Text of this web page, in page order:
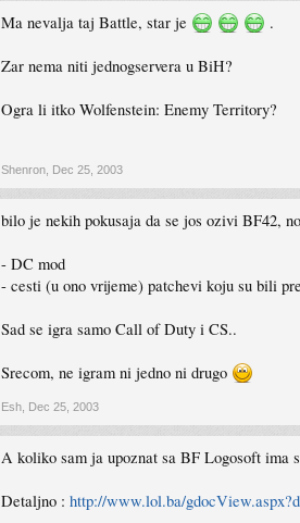
Ma nevalja taj Battle, star je .
Zar nema niti jednogservera u BiH?
Ogra li itko Wolfenstein: Enemy Territory?
Shenron Dec 25, 2003
bilo je nekih pokusaja da se jos ozivi BF42,
- DC mod
- cesti (u ono vrijeme) patchevi koju su bili
Sad se igra samo Call of Duty i CS..
Srecom, ne igram ni jedno ni drugo
Esh Dec 25, 2003
A koliko sam ja upoznat sa BF Logosoft ima
Detaljno : http://www.lol.ba/